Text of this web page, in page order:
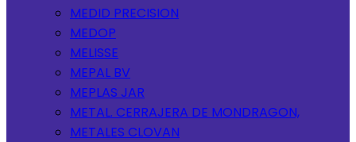
MEDID PRECISION
MEDOP
MELISSE
MEPAL BV
MEPLAS JAR
METAL. CERRAJERA DE MONDRAGON,
METALES CLOVAN